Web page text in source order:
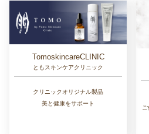
TomoskincareCLINIC
ともスキンケアクリニック
クリニックオリジナル製品
美と健康をサポート